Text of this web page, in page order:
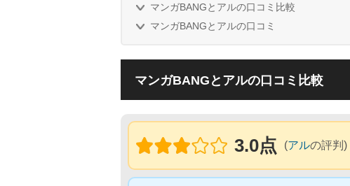
マンガBANGとアルの口コミ比較
マンガBANGとアルの口コミ
マンガBANGとアルの口コミ比較
3.0点 (アルの評判)